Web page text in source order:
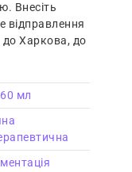
Внесіть
відправлення
Харкова, до
60 мл